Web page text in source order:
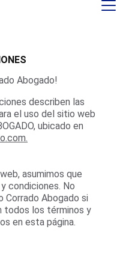
Abogado!
describen las
el uso del sitio web
ubicado en
asumimos que
condiciones. No
Corrado Abogado si
todos los términos y
en esta página.